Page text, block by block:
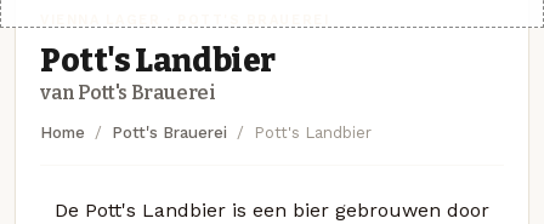
Pott's Landbier
van Pott's Brauerei
Home Pott's Brauerei Pott's Landbier
De Pott's Landbier is een bier gebrouwen door